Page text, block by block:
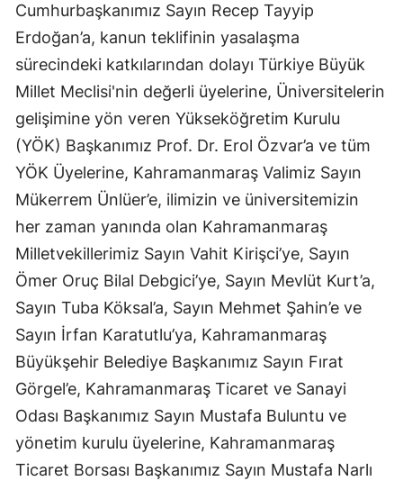
Cumhurbaşkanımız Sayın Recep Tayyip
Erdoğan’a, kanun teklifinin yasalaşma
sürecindeki katkılarından dolayı Türkiye Büyük
Millet Meclisi'nin değerli üyelerine, Üniversitelerin
gelişimine yön veren Yükseköğretim Kurulu
(YÖK) Başkanımız Prof. Dr. Erol Özvar’a ve tüm
YÖK Üyelerine, Kahramanmaraş Valimiz Sayın
Mükerrem Ünlüer’e, ilimizin ve üniversitemizin
her zaman yanında olan Kahramanmaraş
Milletvekillerimiz Sayın Vahit Kirişci’ye, Sayın
Ömer Oruç Bilal Debgici’ye, Sayın Mevlüt Kurt’a,
Sayın Tuba Köksal’a, Sayın Mehmet Şahin’e ve
Sayın İrfan Karatutlu’ya, Kahramanmaraş
Büyükşehir Belediye Başkanımız Sayın Fırat
Görgel’e, Kahramanmaraş Ticaret ve Sanayi
Odası Başkanımız Sayın Mustafa Buluntu ve
yönetim kurulu üyelerine, Kahramanmaraş
Ticaret Borsası Başkanımız Sayın Mustafa Narlı